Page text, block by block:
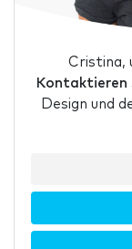
Cristina,
Kontaktieren
Design und